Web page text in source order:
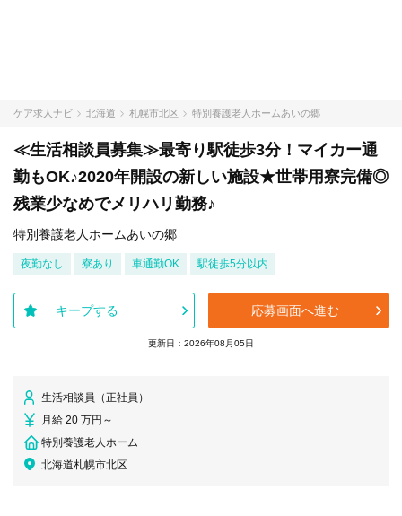
ケア求人ナビ 北海道 札幌市北区 特別養護老人ホームあいの郷
≪生活相談員募集≫最寄り駅徒歩3分！マイカー通
勤もOK♪2020年開設の新しい施設★世帯用寮完備◎
残業少なめでメリハリ勤務♪
特別養護老人ホームあいの郷
夜勤なし 寮あり 車通勤OK 駅徒歩5分以内
キープする 応募画面へ進む
更新日：2026年08月05日
生活相談員（正社員）
月給 20 万円～
特別養護老人ホーム
北海道札幌市北区